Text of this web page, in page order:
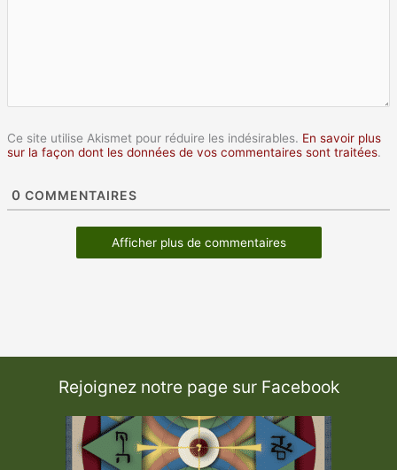
Ce site utilise Akismet pour réduire les indésirables. En savoir plus
sur la façon dont les données de vos commentaires sont traitées.
0 COMMENTAIRES
Afficher plus de commentaires
Rejoignez notre page sur Facebook